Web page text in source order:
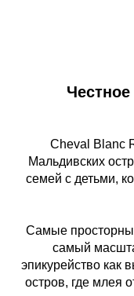
Cheval Blanc
Мальдивских
семей с детьми,
Самые
самый
эпикурейство как
остров, где млея